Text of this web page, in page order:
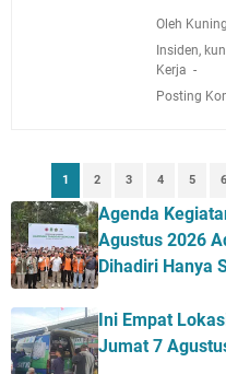
Oleh
Insiden,
Kerja
Posting
1 2 3 4 5 6
Agenda
Agustus 2026
Dihadiri Hanya
Ini Empat
Jumat 7